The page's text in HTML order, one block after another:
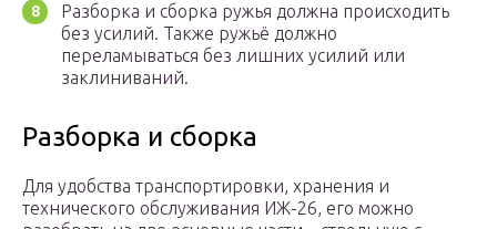
Разборка и сборка ружья должна происходить
без усилий. Также ружьё должно
переламываться без лишних усилий или
заклиниваний.
Разборка и сборка
Для удобства транспортировки, хранения и
технического обслуживания ИЖ-26, его можно